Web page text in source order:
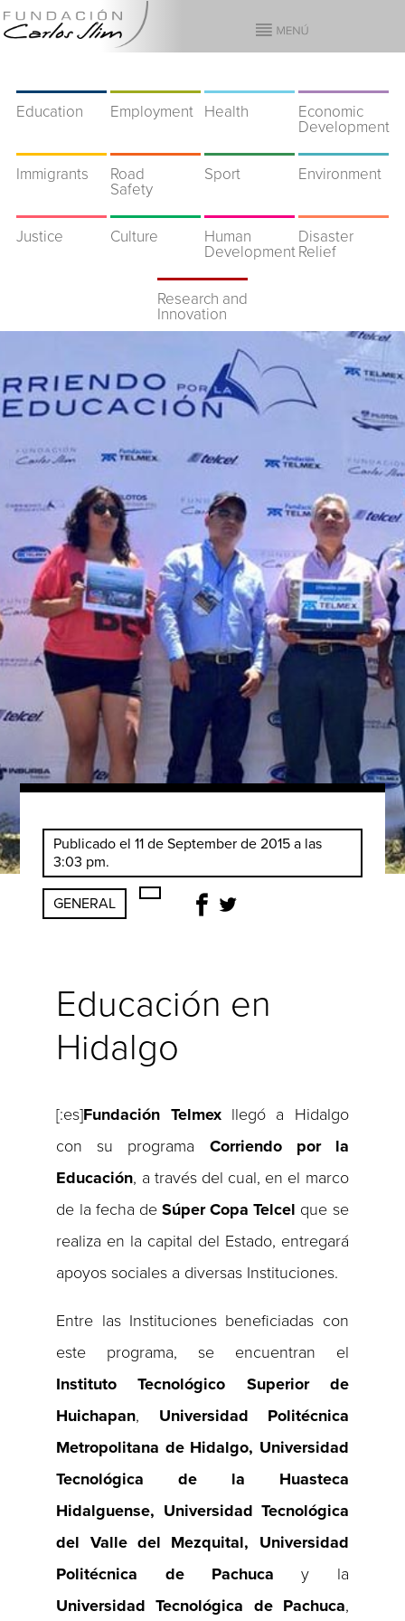
Education Employment Health
Economic
Development
Immigrants
Road
Safety
Sport Environment
Justice Culture
Human
Development
Disaster
Relief
Research and
Innovation
Publicado el 11 de September de 2015 a las
3:03 pm.
GENERAL
Educación en
Hidalgo
[:es]Fundación Telmexllegó a Hidalgo
con su programa Corriendo por la
Educación, a través del cual, en el marco
de la fecha de Súper Copa Telcel que se
realiza en la capital del Estado, entregará
apoyos sociales a diversas Instituciones.
Entre las Instituciones beneficiadas con
este programa, se encuentran el
Instituto Tecnológico Superior de
Huichapan, Universidad Politécnica
Metropolitana de Hidalgo, Universidad
Tecnológica de la Huasteca
Hidalguense, Universidad Tecnológica
del Valle del Mezquital, Universidad
Politécnica de Pachuca y la
Universidad Tecnológica de Pachuca,